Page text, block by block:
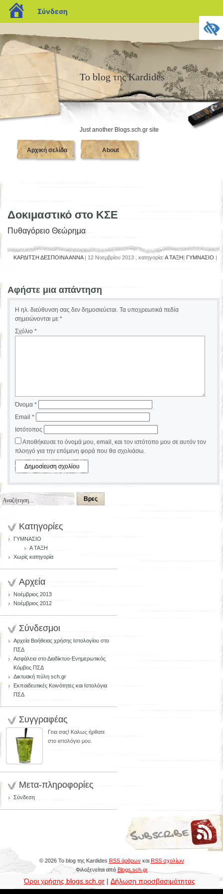
blogs.sch.gr
Σύνδεση
Το blog της Kardides
Just another Blogs.sch.gr site
Αρχική σελίδα About
Δοκιμαστικό στο ΚΣΕ
Πυθαγόρειο Θεώρημα
ΚΑΡΔΙΤΣΗ ΔΕΣΠΟΙΝΑ ΑΝΝΑ| 12 Νοεμβρίου 2013 , κατηγορία: Α ΤΑΞΗ| ΓΥΜΝΑΣΙΟ |
Αφήστε μια απάντηση
Η ηλ. διεύθυνση σας δεν δημοσιεύεται. Τα υποχρεωτικά πεδία
σημειώνονται με *
Σχόλιο *
Όνομα *
Email *
Ιστότοπος
Αποθήκευσε το όνομά μου, email, και τον ιστότοπο μου σε αυτόν τον
πλοηγό για την επόμενη φορά που θα σχολιάσω.
Κατηγορίες
ΓΥΜΝΑΣΙΟ
Α ΤΑΞΗ
Χωρίς κατηγορία
Αρχεία
Νοέμβριος 2013
Νοέμβριος 2012
Σύνδεσμοι
Αρχεία Βοήθειας χρήσης Ιστολογίου στο
ΠΣΔ
Ασφάλεια στο Διαδίκτυο-Ενημερωτικός
Κόμβος ΠΣΔ
Δικτυακή πύλη sch.gr
Εκπαιδευτικές Κοινότητες και Ιστολόγια
ΠΣΔ
Συγγραφέας
Γεια σας! Καλως ήρθατε
στο ιστολόγιο μου.
Μετα-πληροφορίες
Σύνδεση
© 2026 Το blog της Kardides RSS άρθρων και RSS σχολίων
Φιλοξενείται απόBlogs.sch.gr
Όροι χρήσης blogs.sch.gr |Δήλωση προσβασιμότητας